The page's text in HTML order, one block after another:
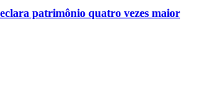
patrimônio quatro vezes maior